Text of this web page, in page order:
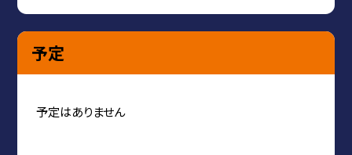
予定
予定はありません